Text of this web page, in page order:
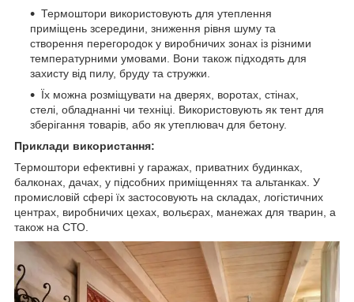
Термоштори використовують для утеплення
приміщень зсередини, зниження рівня шуму та
створення перегородок у виробничих зонах із різними
температурними умовами. Вони також підходять для
захисту від пилу, бруду та стружки.
Їх можна розміщувати на дверях, воротах, стінах,
стелі, обладнанні чи техніці. Використовують як тент для
зберігання товарів, або як утеплювач для бетону.
Приклади використання:
Термоштори ефективні у гаражах, приватних будинках,
балконах, дачах, у підсобних приміщеннях та альтанках. У
промисловій сфері їх застосовують на складах, логістичних
центрах, виробничих цехах, вольєрах, манежах для тварин, а
також на СТО.